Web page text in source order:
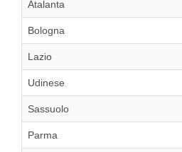
Atalanta
Bologna
Lazio
Udinese
Sassuolo
Parma